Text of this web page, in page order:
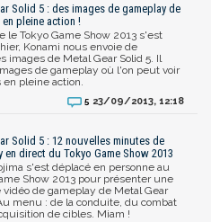
Solid 5 : des images de gameplay de
pleine action !
le Tokyo Game Show 2013 s'est
Konami nous envoie de
images de Metal Gear Solid 5. Il
de gameplay où l'on peut voir
en pleine action.
5 23/09/2013, 12:18
Solid 5 : 12 nouvelles minutes de
en direct du Tokyo Game Show 2013
s'est déplacé en personne au
Show 2013 pour présenter une
vidéo de gameplay de Metal Gear
menu : de la conduite, du combat
de cibles. Miam !